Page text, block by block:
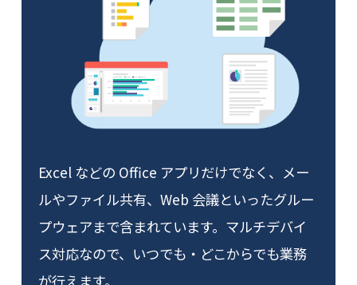
Excel などの Office アプリだけでなく、メー
ルやファイル共有、Web 会議といったグルー
プウェアまで含まれています。マルチデバイ
ス対応なので、いつでも・どこからでも業務
が行えます。